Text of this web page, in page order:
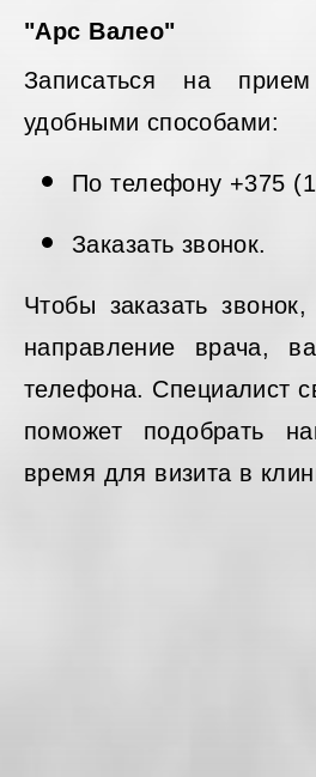
"Арс Валео"
Записаться на
удобными способами:
По телефону +375
Заказать звонок.
Чтобы заказать звонок,
направление врача,
телефона. Специалист
поможет подобрать
время для визита в